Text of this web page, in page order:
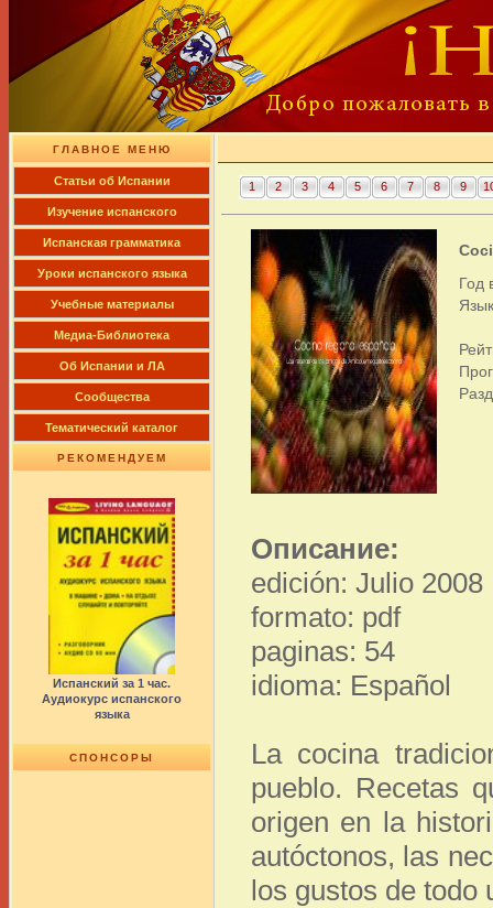
ГЛАВНОЕ МЕНЮ
Cтатьи об Испании
Изучение испанского
Испанская грамматика
Уроки испанского языка
Учебные материалы
Медиа-Библиотека
Об Испании и ЛА
Сообщества
Тематический каталог
РЕКОМЕНДУЕМ
Испанский за 1 час.
Аудиокурс испанского
языка
СПОНСОРЫ
1 2 3 4 5 6 7 8 9
Год
Описание:
edición: Julio 2008
formato: pdf
paginas: 54
idioma: Español
La cocina
pueblo. Recetas
origen en la
autóctonos, las
los gustos de todo